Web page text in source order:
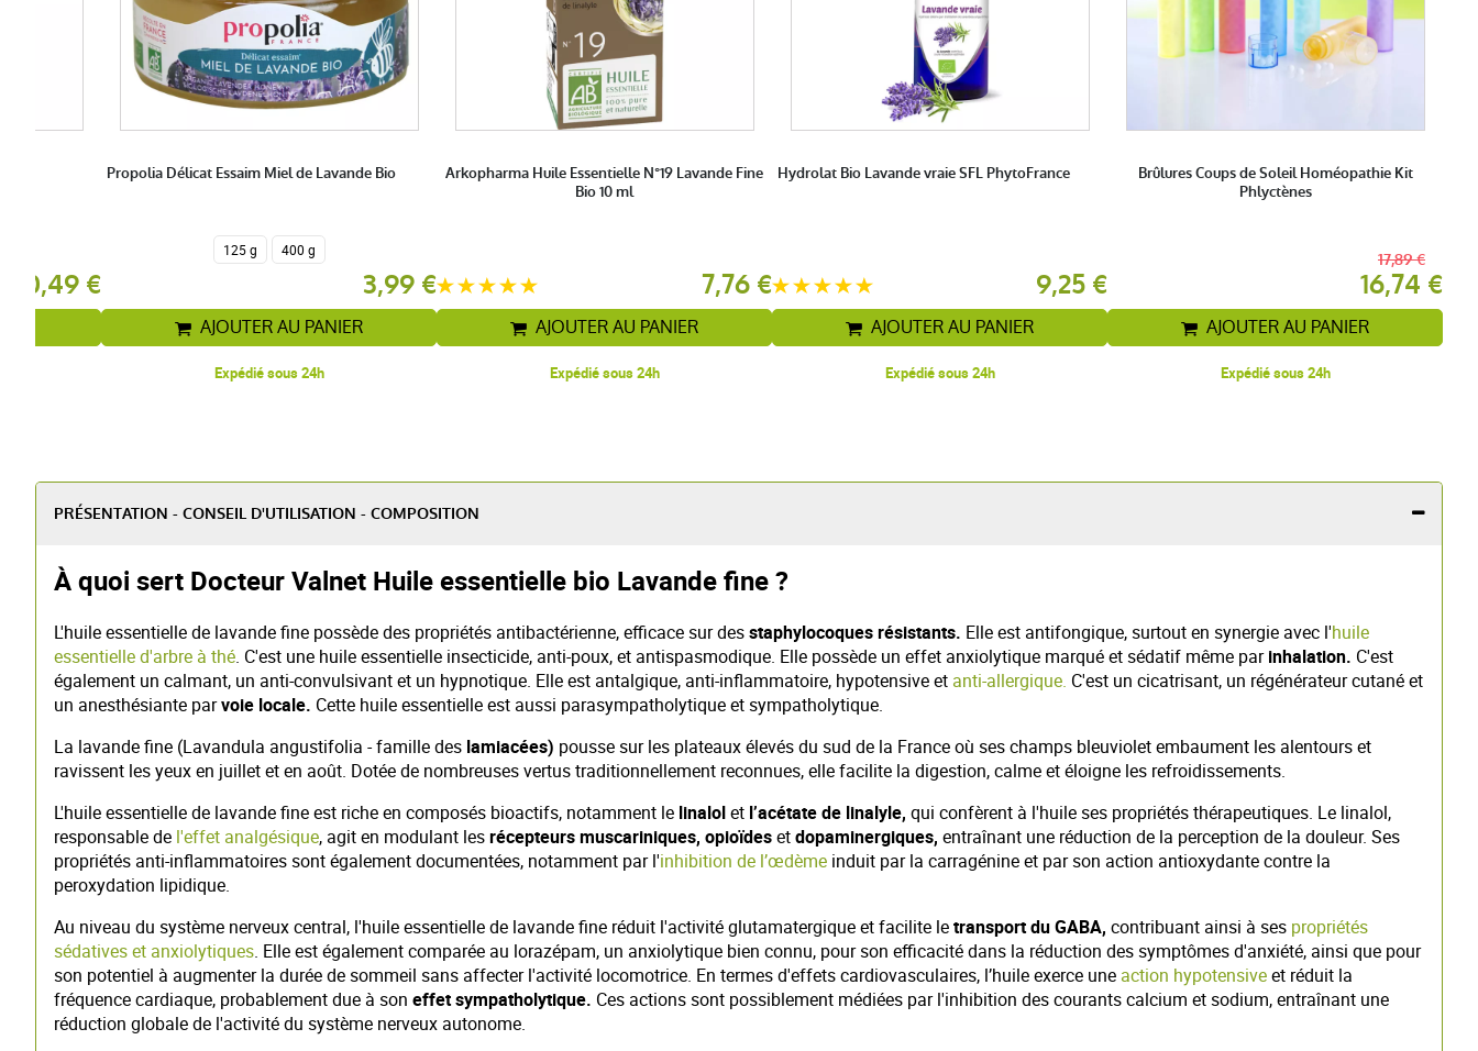
10,49 €
Propolia Délicat Essaim Miel de Lavande Bio
125 g 400 g
3,99 €
AJOUTER AU PANIER
Expédié sous 24h
Arkopharma Huile Essentielle N°19 Lavande Fine
Bio 10 ml
7,76 €
AJOUTER AU PANIER
Expédié sous 24h
Hydrolat Bio Lavande vraie SFL PhytoFrance
9,25 €
AJOUTER AU PANIER
Expédié sous 24h
Brûlures Coups de Soleil Homéopathie Kit
Phlyctènes
16,74 €
17,89 €
AJOUTER AU PANIER
Expédié sous 24h
PRÉSENTATION - CONSEIL D'UTILISATION - COMPOSITION
À quoi sert Docteur Valnet Huile essentielle bio Lavande fine ?
L'huile essentielle de lavande fine possède des propriétés antibactérienne, efficace sur desstaphylocoques résistants. Elle est antifongique, surtout en synergie avec l'huile
essentielle d'arbre à thé. C'est une huile essentielle insecticide, anti-poux, et antispasmodique. Elle possède un effet anxiolytique marqué et sédatif même parinhalation. C'est
également un calmant, un anti-convulsivant et un hypnotique. Elle est antalgique, anti-inflammatoire, hypotensive et anti-allergique. C'est un cicatrisant, un régénérateur cutané et
un anesthésiante parvoie locale. Cette huile essentielle est aussi parasympatholytique et sympatholytique.
La lavande fine (Lavandula angustifolia - famille des lamiacées) pousse sur les plateaux élevés du sud de la France où ses champs bleu­violet embaument les alentours et
ravissent les yeux en juillet et en août. Dotée de nombreuses vertus traditionnellement reconnues, elle facilite la digestion, calme et éloigne les refroidissements.
L'huile essentielle de lavande fine est riche en composés bioactifs, notamment le linalolet l’acétate de linalyle, qui confèrent à l'huile ses propriétés thérapeutiques. Le linalol,
responsable de l'effet analgésique, agit en modulant lesrécepteurs muscariniques, opioïdesetdopaminergiques, entraînant une réduction de la perception de la douleur. Ses
propriétés anti-inflammatoires sont également documentées, notamment par l'inhibition de l’œdème induit par la carragénine et par son action antioxydante contre la
peroxydation lipidique.
Au niveau du système nerveux central, l'huile essentielle de lavande fine réduit l'activité glutamatergique et facilite letransport du GABA, contribuant ainsi à ses propriétés
sédatives et anxiolytiques. Elle est également comparée au lorazépam, un anxiolytique bien connu, pour son efficacité dans la réduction des symptômes d'anxiété, ainsi que pour
son potentiel à augmenter la durée de sommeil sans affecter l'activité locomotrice. En termes d'effets cardiovasculaires, l’huile exerce une action hypotensiveet réduit la
fréquence cardiaque, probablement due à son effet sympatholytique. Ces actions sont possiblement médiées par l'inhibition des courants calcium et sodium, entraînant une
réduction globale de l'activité du système nerveux autonome.